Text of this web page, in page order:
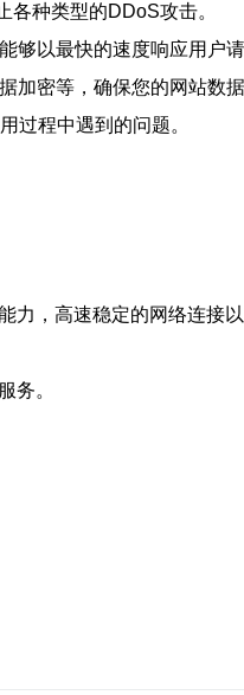
种类型的DDoS攻击。
够以最快的速度响应用户请
加密等，确保您的网站数据
过程中遇到的问题。
，高速稳定的网络连接
务。